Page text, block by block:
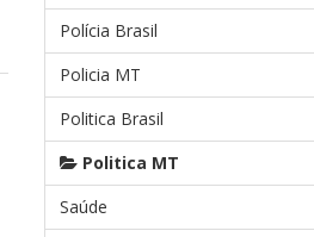
Polícia Brasil
Policia MT
Politica Brasil
Politica MT
Saúde